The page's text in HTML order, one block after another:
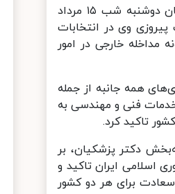
همچنین بنا به روایت پایگاه اطلاع رسانی ریاست جمهوری، مسعود پزشکیان دوشنبه شب ۱۵ مرداد
وی در انتخابات
خارجی در امور
همه جانبه از جمله
فنی و مهندسی به
تاکید کرد.
دکتر پزشکیان، بر
ایران تاکید و
برای هر دو کشور